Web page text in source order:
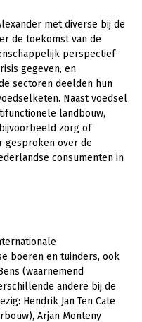
met diverse bij de
de toekomst van de
perspectief
gegeven, en
sectoren deelden hun
Naast voedsel
landbouw,
zorg of
gesproken over de
consumenten in
boeren en tuinders, ook
(waarnemend
andere bij de
Hendrik Jan Ten Cate
Arjan Monteny